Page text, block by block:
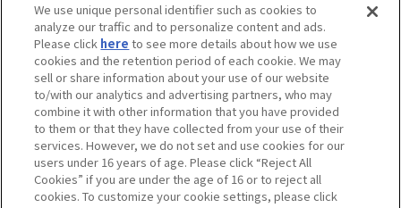
採用情報
サステナビリティ
お問い合わせ
ウェブサイトご利用条件 ソーシャルメディアポリシー
個人情報及び特定個人情報等の取り扱いに関する保護方針
Do Not Sell or Share My Personal Information著作権・商標について
We use unique personal identifier such as cookies to
analyze our traffic and to personalize content and ads.
Please click here to see more details about how we use
cookies and the retention period of each cookie. We may
sell or share information about your use of our website
to/with our analytics and advertising partners, who may
combine it with other information that you have provided
to them or that they have collected from your use of their
services. However, we do not set and use cookies for our
users under 16 years of age. Please click “Reject All
Cookies” if you are under the age of 16 or to reject all
cookies. To customize your cookie settings, please click